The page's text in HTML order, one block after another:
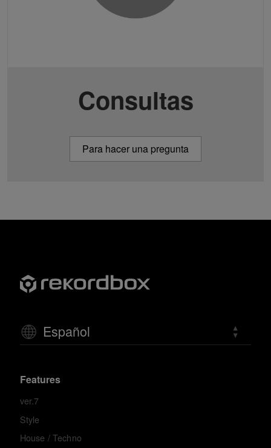
Consultas
Para hacer una pregunta
Español
Features
ver.7
Style
House / Techno